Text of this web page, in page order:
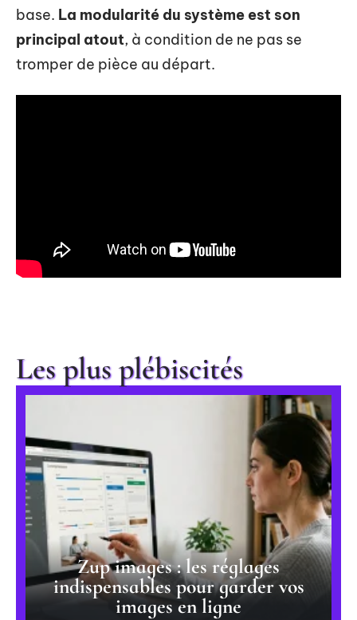
base. La modularité du système est son
principal atout, à condition de ne pas se
tromper de pièce au départ.
Les plus plébiscités
Zup images : les réglages
indispensables pour garder vos
images en ligne